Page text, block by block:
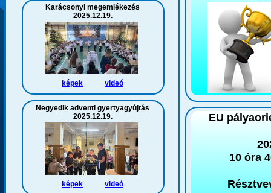
Karácsonyi megemlékezés
2025.12.19.
képek videó
Negyedik adventi gyertyagyújtás
2025.12.19.
képek videó
EU
10 óra